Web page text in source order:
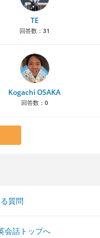
TE
回答数： 31
Kogachi OSAKA
回答数： 0
質問
会話トップへ